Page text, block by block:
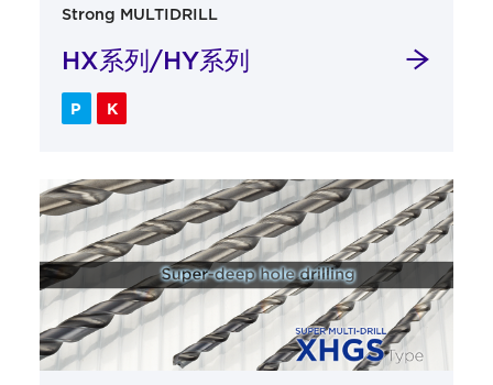
Strong MULTIDRILL
HX系列/HY系列
P K